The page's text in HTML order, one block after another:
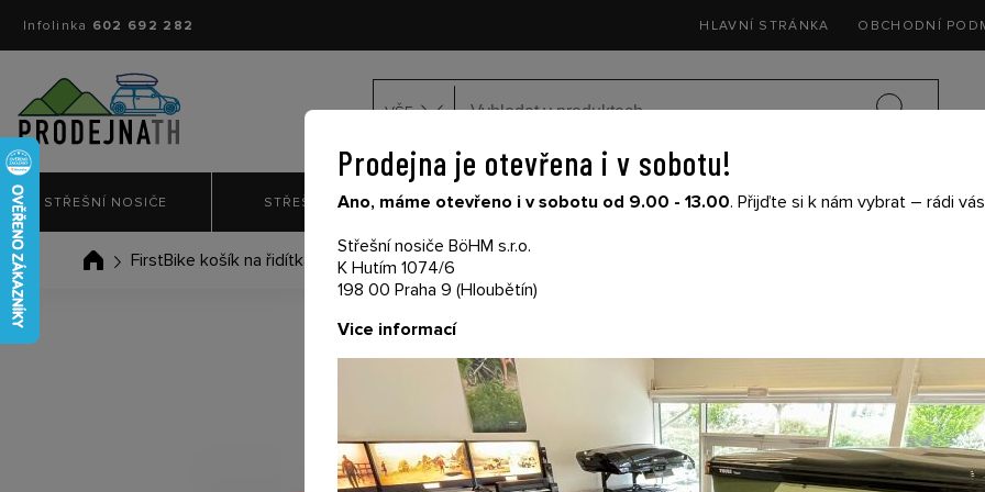
Infolinka 602 692 282 HLAVNÍ STRÁNKA OBCHODNÍ
VŠE
STŘEŠNÍ NOSIČE STŘEŠNÍ BOXY NOSIČE NA KOLA DĚTSKÉ KOČÁRKY
SEDAČKY DO
THULE
FirstBike košík na řidítka červený
ČERVENÝ
Cena s DPH:
Prodejna je otevřena i v sobotu!
Ano, máme otevřeno i v sobotu od 9.00 - 13.00. Přijďte si k nám vybrat – rádi
Střešní nosiče BöHM s.r.o.
K Hutím 1074/6
198 00 Praha 9 (Hloubětín)
Vice informací